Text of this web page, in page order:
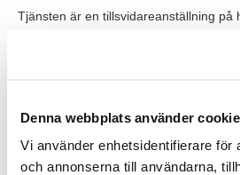
Denna webbplats använder
Vi använder enhetsidentifierare för
och annonserna till användarna,
Tjänsten är en tillsvidareanställning på
vardagar samt 11.00-15:00 lördagar)
VEM ÄR DU?